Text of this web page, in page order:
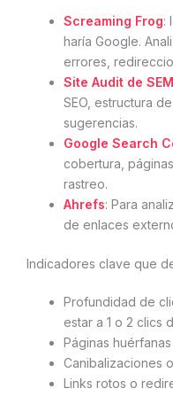
Screaming Frog:
haría Google.
errores,
Site Audit de
SEO, estructura
sugerencias.
Google Search
cobertura,
rastreo.
Ahrefs: Para
de enlaces
Indicadores clave que
Profundidad de
estar a 1 o 2 clics
Páginas
Canibalizaciones
Links rotos o